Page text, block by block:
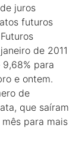
juros
futuros
de 2011
para
e ontem.
de
que saíram
para mais